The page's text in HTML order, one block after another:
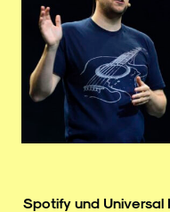
Spotify und Universal